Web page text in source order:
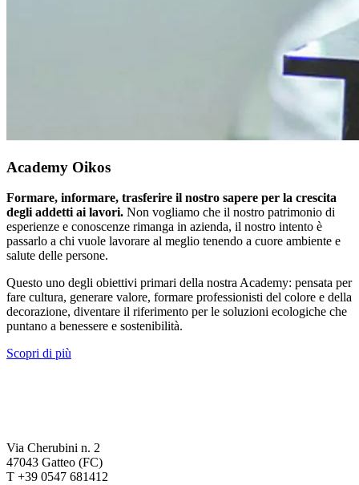
Academy Oikos
Formare, informare, trasferire il nostro sapere per la crescita
degli addetti ai lavori. Non vogliamo che il nostro patrimonio di
esperienze e conoscenze rimanga in azienda, il nostro intento è
passarlo a chi vuole lavorare al meglio tenendo a cuore ambiente e
salute delle persone.
Questo uno degli obiettivi primari della nostra Academy: pensata per
fare cultura, generare valore, formare professionisti del colore e della
decorazione, diventare il riferimento per le soluzioni ecologiche che
puntano a benessere e sostenibilità.
Scopri di più
Via Cherubini n. 2
47043 Gatteo (FC)
T +39 0547 681412